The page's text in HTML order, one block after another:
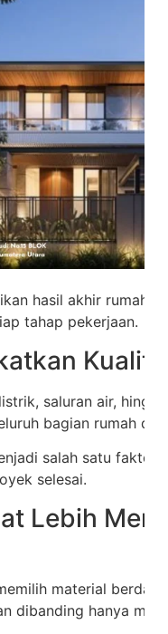
hasil akhir rumah,
tahap pekerjaan.
saluran air,
bagian rumah
salah satu faktor
selesai.
Lebih
material
dibanding hanya